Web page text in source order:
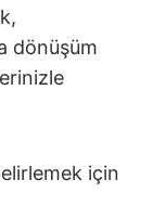
dönüşüm
için